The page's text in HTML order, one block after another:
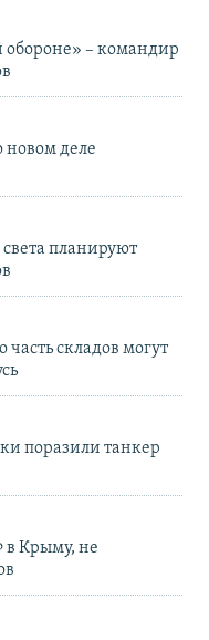
обороне» – командир
новом деле
планируют
складов могут
поразили танкер
Крыму, не